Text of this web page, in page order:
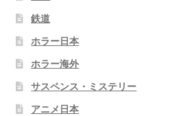
鉄道
ホラー日本
ホラー海外
サスペンス・ミステリー
アニメ日本